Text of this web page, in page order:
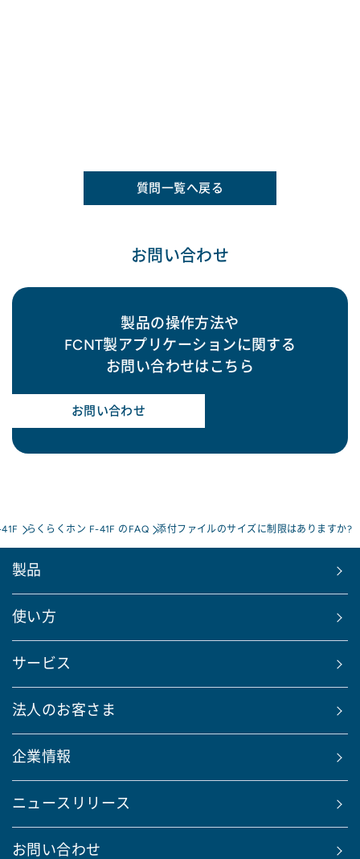
質問一覧へ戻る
お問い合わせ
製品の操作方法や
FCNT製アプリケーションに関する
お問い合わせはこちら
お問い合わせ
らくらくホン F-41F のFAQ 添付ファイルのサイズに制限はありますか?
製品
使い方
サービス
法人のお客さま
企業情報
ニュースリリース
お問い合わせ